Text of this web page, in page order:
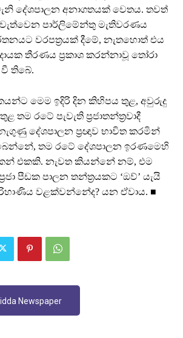
දේශපාලන අනාගතයක් වෙතය. තවත්
පාර්ලිමේන්තු මැතිවරණය
වරපත්‍රයක් දීමේ, නැතහොත් එය
තීරණය ප්‍රකාශ කරන්නාවූ තෝරා
තිබේ.
මෙම ඉදිරි දින කිහිපය තුළ, අවුරුදු
තම රටේ පැවැති ප්‍රජාතන්ත්‍රවාදී
දේශපාලන ප්‍රඥාව භාවිත කරමින්
තම රටේ දේශපාලන ඉරණමෙහි
එකකි. නැවත කියන්නේ නම්, එම
පීඩක පාලන තන්ත්‍රයකට ‘ඔව්’ යැයි
වළක්වන්නේද? යන ඒවාය. ■
Newspaper